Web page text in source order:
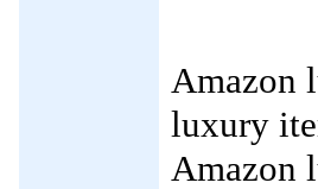
Amazon
luxury
Amazon